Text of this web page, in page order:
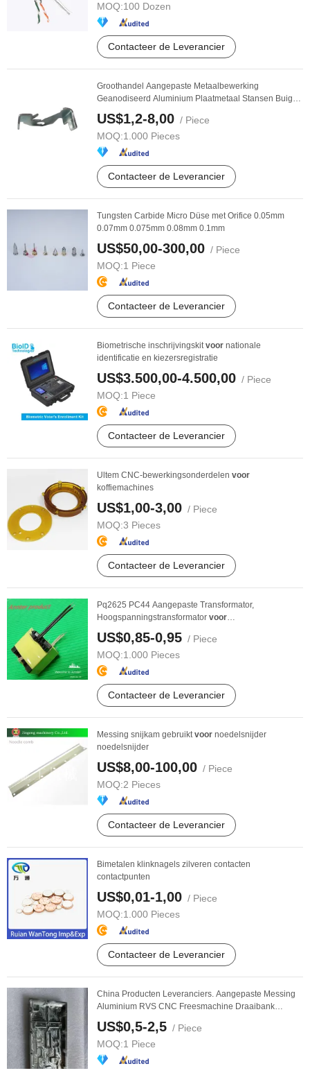
MOQ:100 Dozen
Contacteer de Leverancier
Groothandel Aangepaste Metaalbewerking
Geanodiseerd Aluminium Plaatmetaal Stansen Buigen
Onderdelen
US$1,2-8,00 / Piece
MOQ:1.000 Pieces
Contacteer de Leverancier
Tungsten Carbide Micro Düse met Orifice 0.05mm
0.07mm 0.075mm 0.08mm 0.1mm
US$50,00-300,00 / Piece
MOQ:1 Piece
Contacteer de Leverancier
Biometrische inschrijvingskitvoor nationale
identificatie en kiezersregistratie
US$3.500,00-4.500,00 / Piece
MOQ:1 Piece
Contacteer de Leverancier
Ultem CNC-bewerkingsonderdelen voor
koffiemachines
US$1,00-3,00 / Piece
MOQ:3 Pieces
Contacteer de Leverancier
Pq2625 PC44 Aangepaste Transformator,
Hoogspanningstransformator voor
Voedings
US$0,85-0,95 / Piece
MOQ:1.000 Pieces
Contacteer de Leverancier
Messing snijkam gebruiktvoor noedelsnijder
noedelsnijder
US$8,00-100,00 / Piece
MOQ:2 Pieces
Contacteer de Leverancier
Bimetalen klinknagels zilveren contacten
contactpunten
US$0,01-1,00 / Piece
MOQ:1.000 Pieces
Contacteer de Leverancier
China Producten Leveranciers. Aangepaste Messing
Aluminium RVS CNC Freesmachine Draaibank
Machines ...
US$0,5-2,5 / Piece
MOQ:1 Piece